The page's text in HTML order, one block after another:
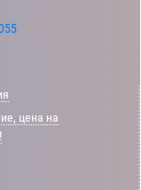
цена на